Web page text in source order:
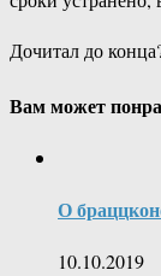
Дочитал до
Вам может
О
10.10.2019